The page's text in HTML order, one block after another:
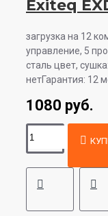
Exiteq
загрузка на 12
управление, 5
сталь цвет,
нетГарантия: 12
1080 руб.